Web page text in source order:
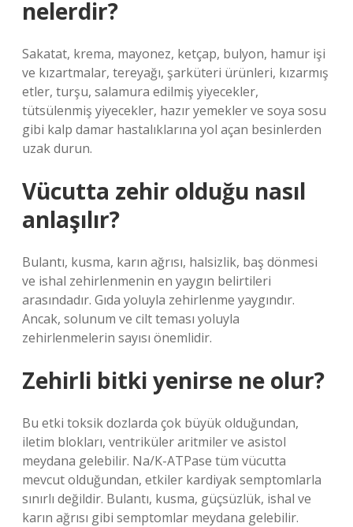
nelerdir?
Sakatat, krema, mayonez, ketçap, bulyon, hamur işi
ve kızartmalar, tereyağı, şarküteri ürünleri, kızarmış
etler, turşu, salamura edilmiş yiyecekler,
tütsülenmiş yiyecekler, hazır yemekler ve soya sosu
gibi kalp damar hastalıklarına yol açan besinlerden
uzak durun.
Vücutta zehir olduğu nasıl
anlaşılır?
Bulantı, kusma, karın ağrısı, halsizlik, baş dönmesi
ve ishal zehirlenmenin en yaygın belirtileri
arasındadır. Gıda yoluyla zehirlenme yaygındır.
Ancak, solunum ve cilt teması yoluyla
zehirlenmelerin sayısı önemlidir.
Zehirli bitki yenirse ne olur?
Bu etki toksik dozlarda çok büyük olduğundan,
iletim blokları, ventriküler aritmiler ve asistol
meydana gelebilir. Na/K-ATPase tüm vücutta
mevcut olduğundan, etkiler kardiyak semptomlarla
sınırlı değildir. Bulantı, kusma, güçsüzlük, ishal ve
karın ağrısı gibi semptomlar meydana gelebilir.